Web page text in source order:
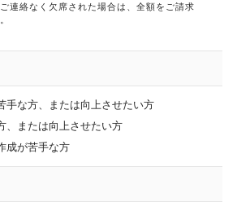
連絡なく欠席された場合は、全額をご請求
手な方、または向上させたい方
、または向上させたい方
成が苦手な方